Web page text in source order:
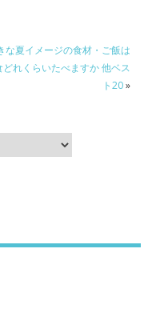
な夏イメージの食材・ご飯は
どれくらいたべますか 他ベス
ト20»